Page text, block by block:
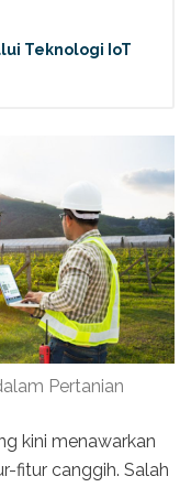
Teknologi IoT
Pertanian
kini menawarkan
fitur canggih. Salah